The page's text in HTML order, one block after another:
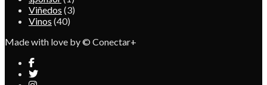
Viñedos (3)
Vinos (40)
Made with love by © Conectar+